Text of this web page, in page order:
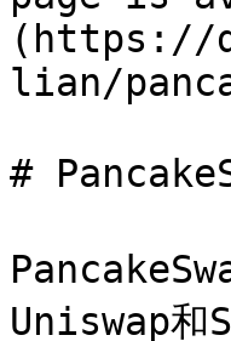
(https://
lian/
#
Uniswap和